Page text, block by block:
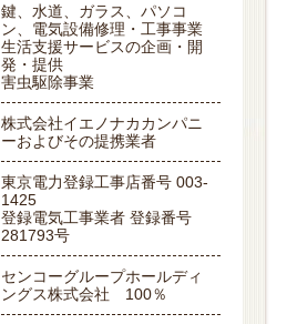
鍵、水道、ガラス、パソコ
ン、電気設備修理・工事事業
生活支援サービスの企画・開
発・提供
害虫駆除事業
株式会社イエノナカカンパニ
ーおよびその提携業者
東京電力登録工事店番号 003-
1425
登録電気工事業者 登録番号
281793号
センコーグループホールディ
ングス株式会社 100％